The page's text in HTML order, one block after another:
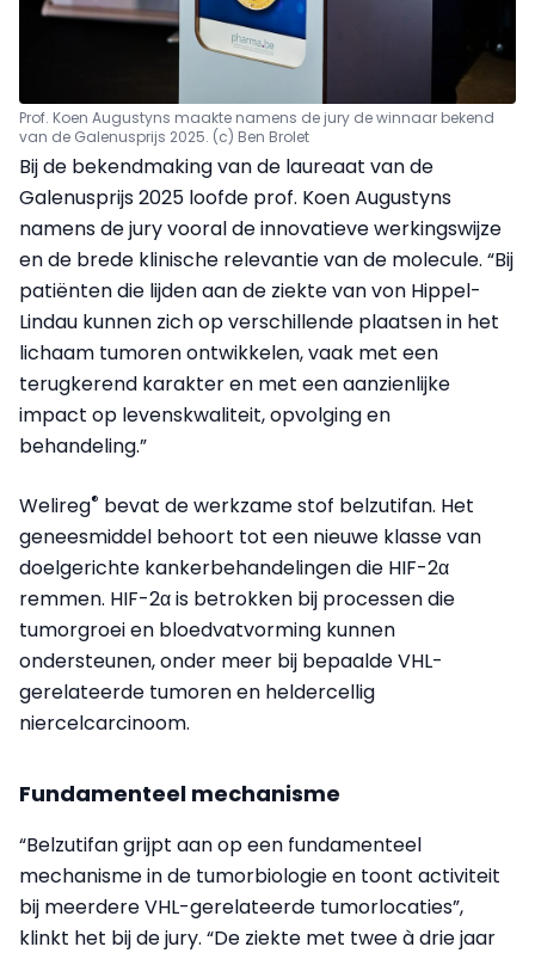
Prof. Koen Augustyns maakte namens de jury de winnaar bekend
van de Galenusprijs 2025. (c) Ben Brolet
Bij de bekendmaking van de laureaat van de
Galenusprijs 2025 loofde prof. Koen Augustyns
namens de jury vooral de innovatieve werkingswijze
en de brede klinische relevantie van de molecule. “Bij
patiënten die lijden aan de ziekte van von Hippel-
Lindau kunnen zich op verschillende plaatsen in het
lichaam tumoren ontwikkelen, vaak met een
terugkerend karakter en met een aanzienlijke
impact op levenskwaliteit, opvolging en
behandeling.”
Welireg® bevat de werkzame stof belzutifan. Het
geneesmiddel behoort tot een nieuwe klasse van
doelgerichte kankerbehandelingen die HIF-2α
remmen. HIF-2α is betrokken bij processen die
tumorgroei en bloedvatvorming kunnen
ondersteunen, onder meer bij bepaalde VHL-
gerelateerde tumoren en heldercellig
niercelcarcinoom.
Fundamenteel mechanisme
“Belzutifan grijpt aan op een fundamenteel
mechanisme in de tumorbiologie en toont activiteit
bij meerdere VHL-gerelateerde tumorlocaties”,
klinkt het bij de jury. “De ziekte met twee à drie jaar